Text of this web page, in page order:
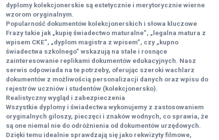
dyplomy kolekcjonerskie są estetycznie i merytorycznie wierne
wzorom oryginalnym.
Popularność dokumentów kolekcjonerskich i słowa kluczowe
Frazy takie jak „kupię świadectwo maturalne”, „legalna matura z
wpisem CKE”, „dyplom magistra z wpisem”, czy „kupno
świadectwa szkolnego” wskazują na stałe i rosnące
zainteresowanie replikami dokumentów edukacyjnych. Nasz
serwis odpowiada na te potrzeby, oferując szeroki wachlarz
dokumentów z możliwością personalizacji danych oraz wpisu do
rejestrów uczniów i studentów (kolekcjonersko).
Realistyczny wygląd i zabezpieczenia
Wszystkie dyplomy i świadectwa wykonujemy z zastosowaniem
oryginalnych giloszy, pieczęci i znaków wodnych, co sprawia, że
są one niemal nie do odróżnienia od dokumentów urzędowych.
Dzięki temu idealnie sprawdzają się jako rekwizyty filmowe,